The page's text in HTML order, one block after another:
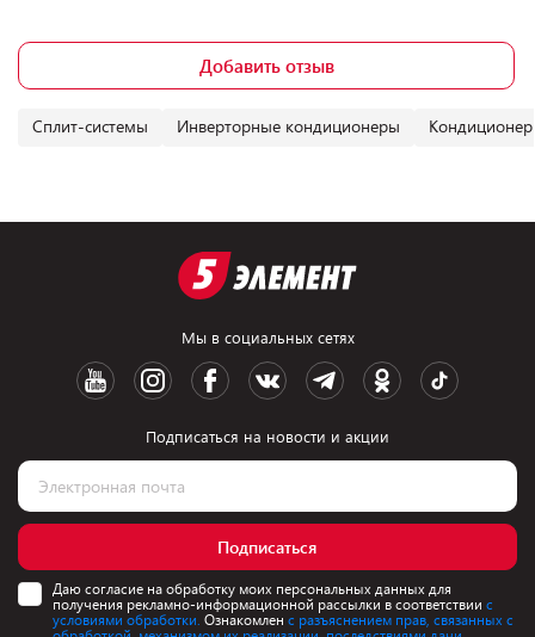
Добавить отзыв
Сплит-системы Инверторные кондиционеры
Мы в социальных сетях
Подписаться на новости и акции
Подписаться
Даю согласие на обработку моих персональных данных для
получения рекламно-информационной рассылки в соответствии с
условиями обработки. Ознакомлен с разъяснением прав, связанных с